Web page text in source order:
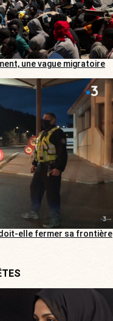
une vague migratoire
doit-elle fermer sa frontière